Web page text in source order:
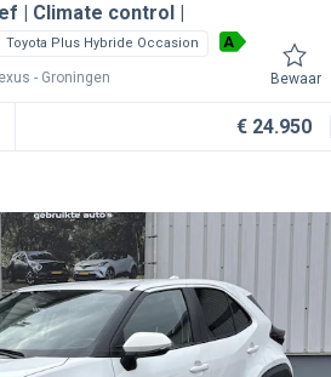
| Climate control |
Toyota Plus Hybride Occasion A
Groningen Bewaar
€ 24.950